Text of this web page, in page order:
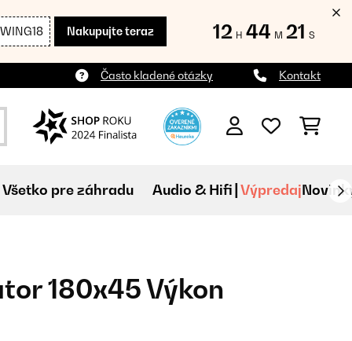
Nakupujte teraz 12 H 44 M 20 S
Často kladené otázky Kontakt
Všetko pre záhradu Audio & Hifi Výpredaj
180x45 Výkon